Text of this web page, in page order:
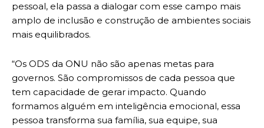
pessoal, ela passa a dialogar com esse campo mais
amplo de inclusão e construção de ambientes sociais
mais equilibrados.
“Os ODS da ONU não são apenas metas para
governos. São compromissos de cada pessoa que
tem capacidade de gerar impacto. Quando
formamos alguém em inteligência emocional, essa
pessoa transforma sua família, sua equipe, sua